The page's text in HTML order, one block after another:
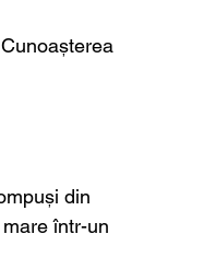
din
într-un